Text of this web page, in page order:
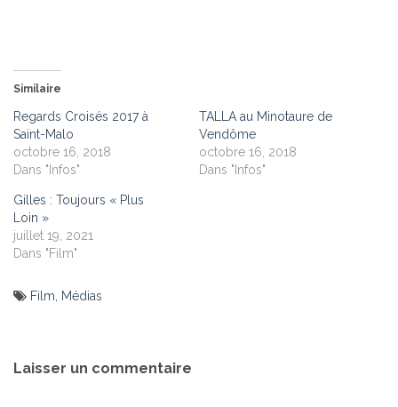
Similaire
Regards Croisés 2017 à
Saint-Malo
octobre 16, 2018
Dans "Infos"
TALLA au Minotaure de
Vendôme
octobre 16, 2018
Dans "Infos"
Gilles : Toujours « Plus
Loin »
juillet 19, 2021
Dans "Film"
Film, Médias
de
Laisser un commentaire